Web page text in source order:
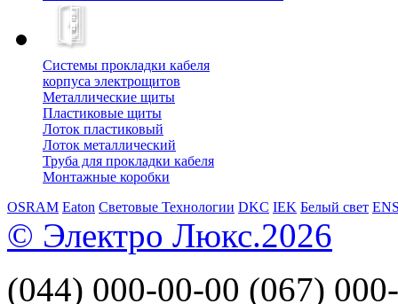
Системы прокладки кабеля
корпуса электрощитов
Металлические щиты
Пластиковые щиты
Лоток пластиковый
Лоток металлический
Труба для прокладки кабеля
Монтажные коробки
OSRAM Eaton Световые Технологии DKC IEK Белый свет
© Электро Люкс.2026
(044) 000-00-00 (067)